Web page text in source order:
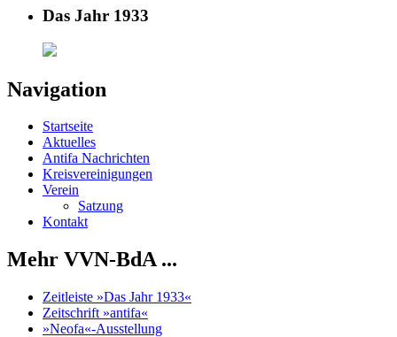
Das Jahr 1933
Navigation
Startseite
Aktuelles
Antifa Nachrichten
Kreisvereinigungen
Verein
Satzung
Kontakt
Mehr VVN-BdA ...
Zeitleiste »Das Jahr 1933«
Zeitschrift »antifa«
»Neofa«-Ausstellung